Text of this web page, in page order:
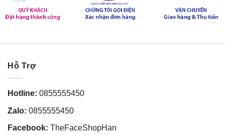
Hỗ Trợ
Hotline: 0855555450
Zalo: 0855555450
Facebook: TheFaceShopHan